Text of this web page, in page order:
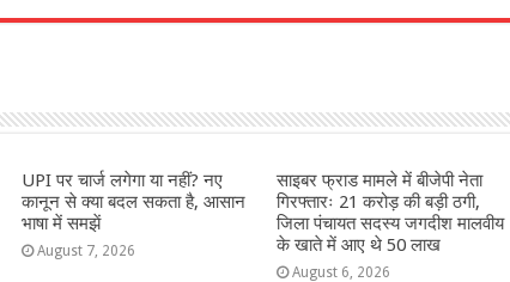
e
ra
m
ar
UPI पर चार्ज लगेगा या नहीं? नए
कानून से क्या बदल सकता है, आसान
भाषा में समझें
August 7, 2026
साइबर फ्राड मामले में बीजेपी नेता
गिरफ्तारः 21 करोड़ की बड़ी ठगी,
जिला पंचायत सदस्य जगदीश मालवीय
के खाते में आए थे 50 लाख
August 6, 2026